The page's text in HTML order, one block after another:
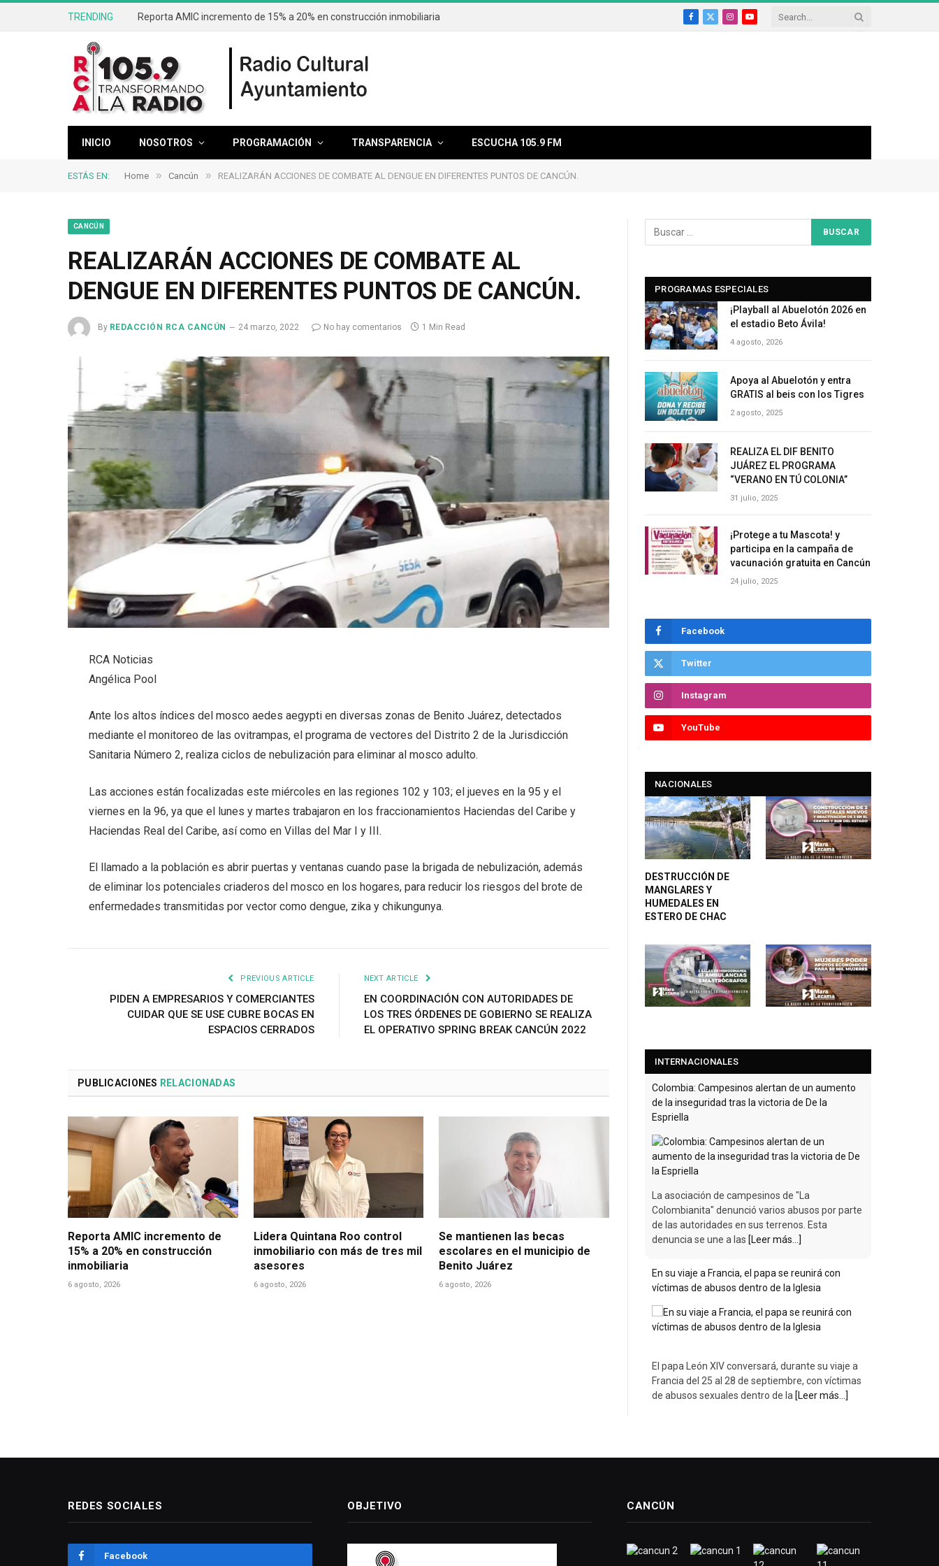
TRENDING Reporta AMIC incremento de 15% a 20% en construcción inmobiliaria
Facebook
X
InstagramYouTube
INICIO NOSOTROS PROGRAMACIÓN TRANSPARENCIA ESCUCHA 105.9 FM
ESTÁS EN: Home » Cancún » REALIZARÁN ACCIONES DE COMBATE AL DENGUE EN DIFERENTES PUNTOS DE CANCÚN.
CANCÚN
REALIZARÁN ACCIONES DE COMBATE AL
DENGUE EN DIFERENTES PUNTOS DE CANCÚN.
By REDACCIÓN RCA CANCÚN 24 marzo, 2022 No hay comentarios 1 Min Read
RCA Noticias
Angélica Pool
Ante los altos índices del mosco aedes aegypti en diversas zonas de Benito Juárez, detectados
mediante el monitoreo de las ovitrampas, el programa de vectores del Distrito 2 de la Jurisdicción
Sanitaria Número 2, realiza ciclos de nebulización para eliminar al mosco adulto.
Las acciones están focalizadas este miércoles en las regiones 102 y 103; el jueves en la 95 y el
viernes en la 96, ya que el lunes y martes trabajaron en los fraccionamientos Haciendas del Caribe y
Haciendas Real del Caribe, así como en Villas del Mar I y III.
El llamado a la población es abrir puertas y ventanas cuando pase la brigada de nebulización, además
de eliminar los potenciales criaderos del mosco en los hogares, para reducir los riesgos del brote de
enfermedades transmitidas por vector como dengue, zika y chikungunya.
PREVIOUS ARTICLE
PIDEN A EMPRESARIOS Y COMERCIANTES
CUIDAR QUE SE USE CUBRE BOCAS EN
ESPACIOS CERRADOS
NEXT ARTICLE
EN COORDINACIÓN CON AUTORIDADES DE
LOS TRES ÓRDENES DE GOBIERNO SE REALIZA
EL OPERATIVO SPRING BREAK CANCÚN 2022
PUBLICACIONES RELACIONADAS
Reporta AMIC incremento de
15% a 20% en construcción
inmobiliaria
6 agosto, 2026
Lidera Quintana Roo control
inmobiliario con más de tres mil
asesores
6 agosto, 2026
Se mantienen las becas
escolares en el municipio de
Benito Juárez
6 agosto, 2026
PROGRAMAS ESPECIALES
¡Playball al Abuelotón 2026 en
el estadio Beto Ávila!
4 agosto, 2026
Apoya al Abuelotón y entra
GRATIS al beis con los Tigres
2 agosto, 2025
REALIZA EL DIF BENITO
JUÁREZ EL PROGRAMA
“VERANO EN TÚ COLONIA”
31 julio, 2025
¡Protege a tu Mascota! y
participa en la campaña de
vacunación gratuita en Cancún
24 julio, 2025
Facebook
Twitter
Instagram
YouTube
NACIONALES
DESTRUCCIÓN DE
MANGLARES Y
HUMEDALES EN
ESTERO DE CHAC
INTERNACIONALES
Colombia: Campesinos alertan de un aumento
de la inseguridad tras la victoria de De la
Espriella
La asociación de campesinos de "La
Colombianita" denunció varios abusos por parte
de las autoridades en sus terrenos. Esta
denuncia se une a las [Leer más...]
En su viaje a Francia, el papa se reunirá con
víctimas de abusos dentro de la Iglesia
El papa León XIV conversará, durante su viaje a
Francia del 25 al 28 de septiembre, con víctimas
de abusos sexuales dentro de la [Leer más...]
REDES SOCIALES
Facebook
OBJETIVO CANCÚN